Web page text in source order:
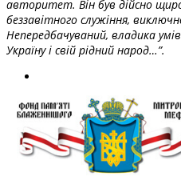
авторитет. Він був дійсно
беззавітного служіння,
Непередбачуваний, владика
Україну і свій рідний народ…”.